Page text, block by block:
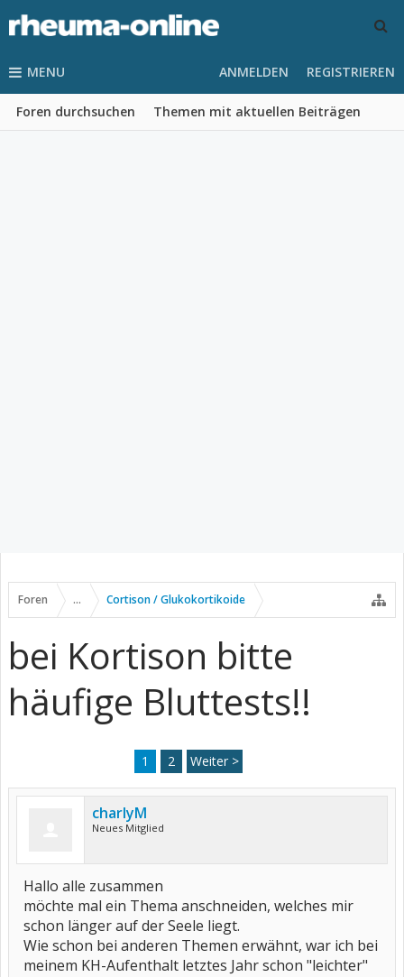
MENU
Foren durchsuchen Themen mit aktuellen Beiträgen
ANMELDEN REGISTRIEREN
Foren ... Cortison / Glukokortikoide
bei Kortison bitte
häufige Bluttests!!
1 2 Weiter >
charlyM
Neues Mitglied
Hallo alle zusammen
möchte mal ein Thema anschneiden, welches mir
schon länger auf der Seele liegt.
Wie schon bei anderen Themen erwähnt, war ich bei
meinem KH-Aufenthalt letztes Jahr schon "leichter"